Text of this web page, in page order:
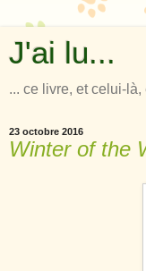
J'ai lu...
... ce livre, et celui-là,
23 octobre 2016
Winter of the